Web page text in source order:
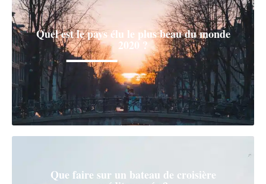
Quel est le pays élu le plus beau du monde
2020 ?
Que faire sur un bateau de croisière